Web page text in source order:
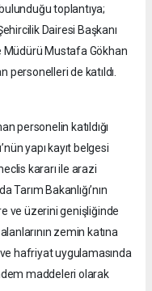
toplantıya;
Dairesi Başkanı
Müdürü Mustafa Gökhan
de katıldı.
personelin katıldığı
yapı kayıt belgesi
kararı ile arazi
Tarım Bakanlığı’nın
ve üzerini genişliğinde
zemin katına
ve hafriyat uygulamasında
maddeleri olarak